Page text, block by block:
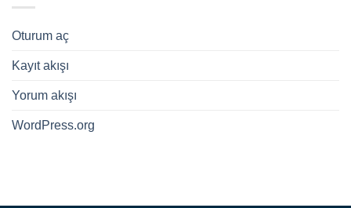
Oturum aç
Kayıt akışı
Yorum akışı
WordPress.org